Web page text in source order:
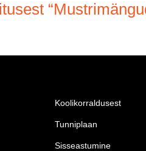
Koolikorraldusest
Tunniplaan
Sisseastumine